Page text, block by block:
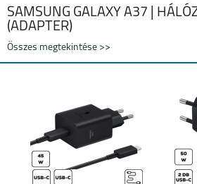
SAMSUNG GALAXY A37 |
(ADAPTER)
Összes megtekintése >>